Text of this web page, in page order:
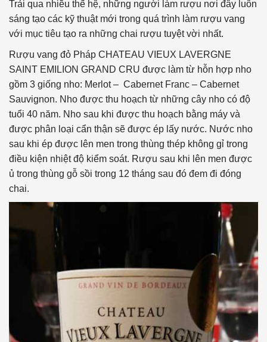
Trải qua nhiều thế hệ, những người làm rượu nơi đây luôn
sáng tạo các kỹ thuật mới trong quá trình làm rượu vang
với mục tiêu tạo ra những chai rượu tuyệt vời nhất.
Rượu vang đỏ Pháp CHATEAU VIEUX LAVERGNE
SAINT EMILION GRAND CRU được làm từ hỗn hợp nho
gồm 3 giống nho: Merlot – Cabernet Franc – Cabernet
Sauvignon. Nho được thu hoạch từ những cây nho có độ
tuổi 40 năm. Nho sau khi được thu hoạch bằng máy và
được phân loại cẩn thận sẽ được ép lấy nước. Nước nho
sau khi ép được lên men trong thùng thép không gỉ trong
điều kiện nhiệt độ kiểm soát. Rượu sau khi lên men được
ủ trong thùng gỗ sồi trong 12 tháng sau đó đem đi đóng
chai.